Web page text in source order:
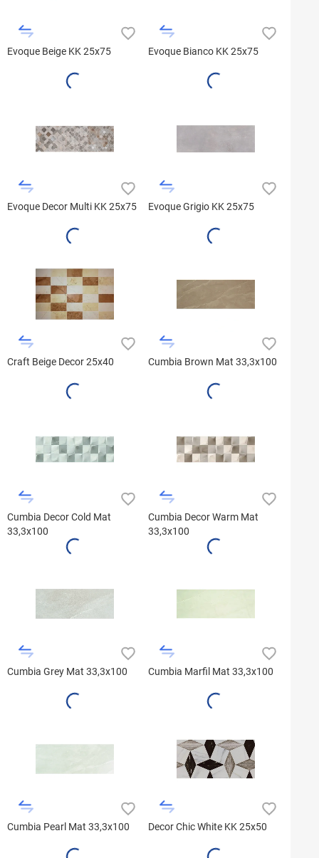
Evoque Beige KK 25x75 Evoque Bianco KK 25x75
Evoque Decor Multi KK 25x75 Evoque Grigio KK 25x75
Craft Beige Decor 25x40 Cumbia Brown Mat 33,3x100
Cumbia Decor Cold Mat
33,3x100
Cumbia Decor Warm Mat
33,3x100
Cumbia Grey Mat 33,3x100 Cumbia Marfil Mat 33,3x100
Cumbia Pearl Mat 33,3x100 Decor Chic White KK 25x50